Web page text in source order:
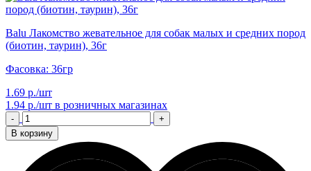
Balu Лакомство жевательное для собак малых и средних пород
(биотин, таурин), 36г
Фасовка: 36гр
1.69 р./шт
1.94 р./шт в розничных магазинах
-
+
В корзину